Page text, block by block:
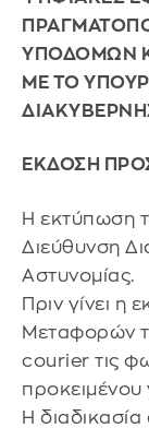
ΥΠΟΔΟΜΩΝ
ΜΕ ΤΟ
ΕΚΔΟΣΗ
Η εκτύπωση
Διεύθυνση
Αστυνομίας.
Πριν γίνει η
Μεταφορών
courier τις
προκειμένου
Η